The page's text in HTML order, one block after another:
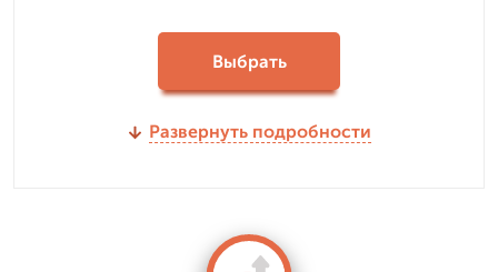
Выбрать
Развернуть подробности